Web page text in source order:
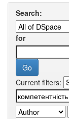
Search:
for
Current filters: